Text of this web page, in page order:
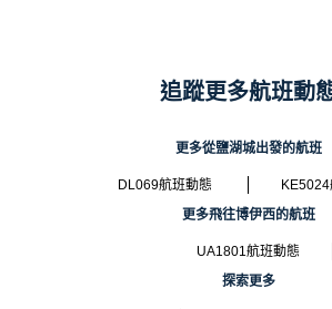
追蹤更多航班動
更多從鹽湖城出發的航班
DL069航班動態
更多飛往博伊西的航班
UA1801航班動態
探索更多